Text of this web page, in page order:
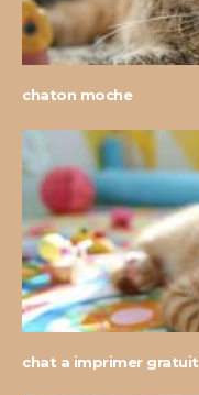
chaton moche
chat a imprimer gratuit